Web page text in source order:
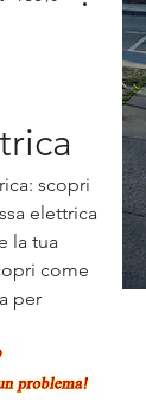
scopri
elettrica
la tua
come
per